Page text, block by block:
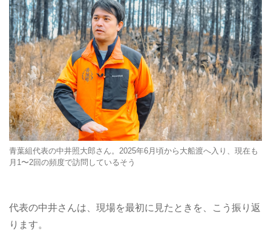
青葉組代表の中井照大郎さん。2025年6月頃から大船渡へ入り、現在も
月1〜2回の頻度で訪問しているそう
代表の中井さんは、現場を最初に見たときを、こう振り返
ります。